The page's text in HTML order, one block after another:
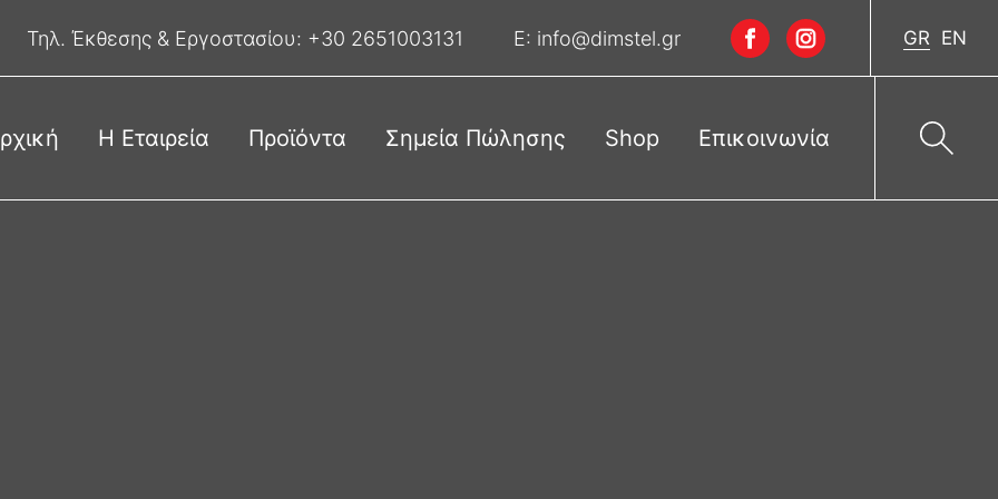
Τηλ. Έκθεσης & Eργοστασίου: +30 2651003131 E: info@dimstel.gr GR EN
Η Εταιρεία Προϊόντα Σημεία Πώλησης Shop Επικοινωνία